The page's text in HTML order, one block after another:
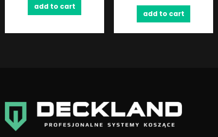
add to cart
add to cart